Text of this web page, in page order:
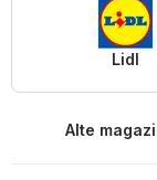
Lidl
Alte